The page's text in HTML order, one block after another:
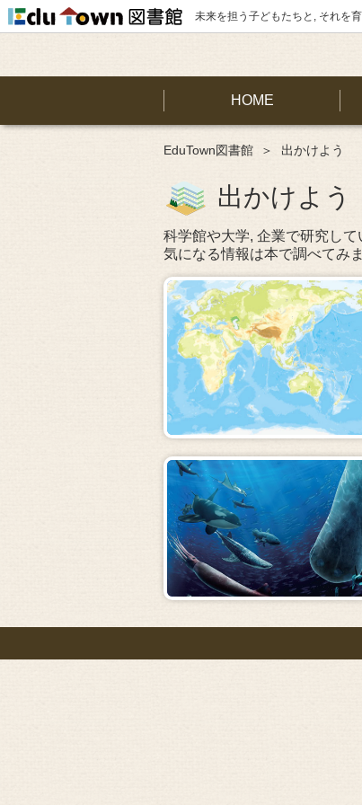
未来を担う子どもたちと, それを
HOME
EduTown図書館 出かけよう
出かけよう
科学館や大学, 企業で研究して
気になる情報は本で調べてみ